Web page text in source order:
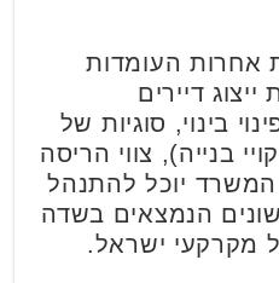
אחרות העומדות
דיירים
תמ"א 38 ופינוי בינוי, סוגיות של
בנייה), צווי הריסה
המשרד יוכל להתנהל
הנמצאים בשדה
מקרקעי ישראל.